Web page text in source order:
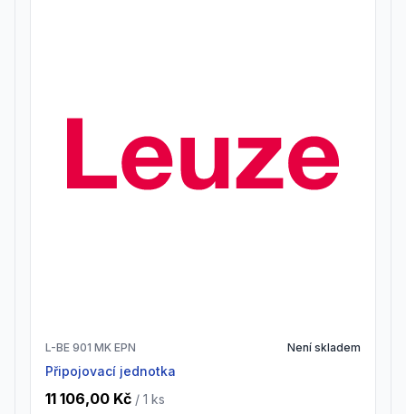
L-BE 901 MK EPN Není skladem
Připojovací jednotka
11 106,00 Kč / 1 ks